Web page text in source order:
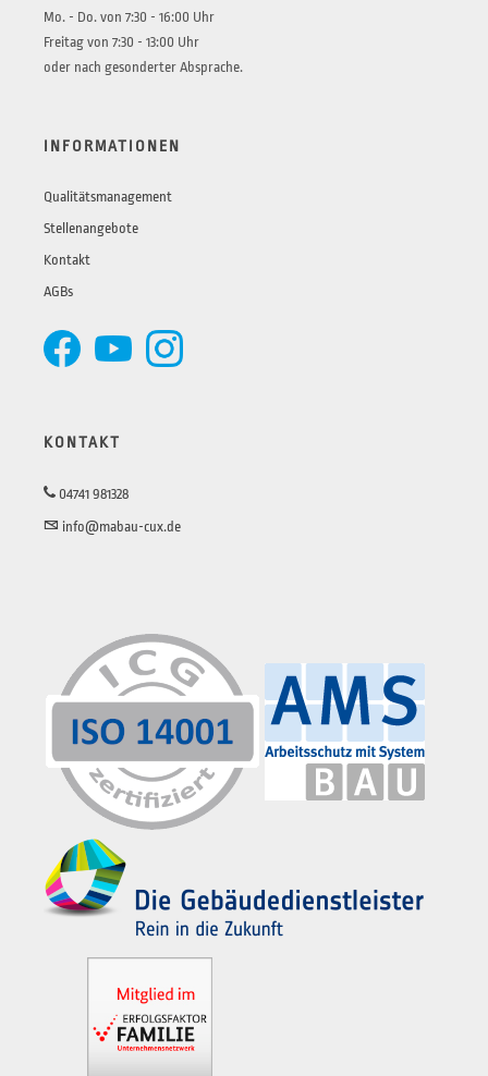
Mo. - Do. von 7:30 - 16:00 Uhr
Freitag von 7:30 - 13:00 Uhr
oder nach gesonderter Absprache.
INFORMATIONEN
Qualitätsmanagement
Stellenangebote
Kontakt
AGBs
KONTAKT
04741 981328
info@mabau-cux.de